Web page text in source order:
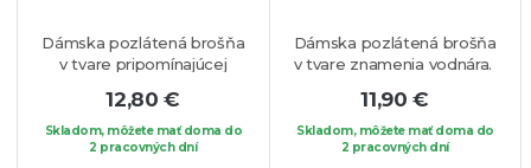
Dámska pozlátená brošňa
v tvare pripomínajúcej
biele syntetické perly a
drobné číre krištáli. Veľmi
elegantný šperk vhodný
12,80 €
Skladom, môžete mať doma do
2 pracovných dní
Dámska pozlátená brošňa
v tvare znamenia vodnára.
blúzku, sako alebo na Váš
obľúbený kúsok oblečenia.
11,90 €
Skladom, môžete mať doma do
2 pracovných dní